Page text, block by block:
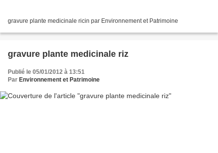
gravure plante medicinale ricin par Environnement et Patrimoine
gravure plante medicinale riz
Publié le 05/01/2012 à 13:51
Par Environnement et Patrimoine